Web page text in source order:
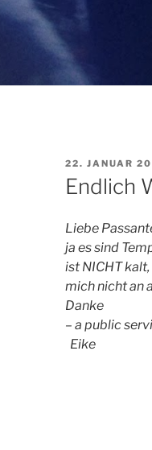
AM
22. JANUAR
Endlich
Liebe
ja es sind
ist NICHT
mich nicht an
Danke
– a public
Eike